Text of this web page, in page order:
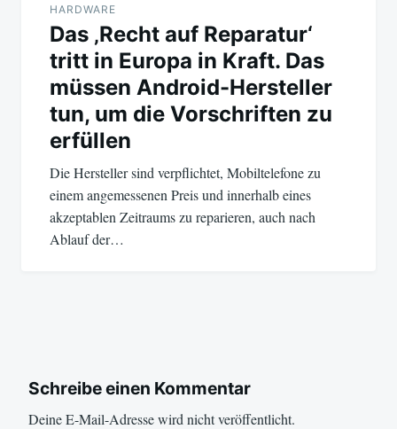
HARDWARE
Das ‚Recht auf Reparatur‘
tritt in Europa in Kraft. Das
müssen Android-Hersteller
tun, um die Vorschriften zu
erfüllen
Die Hersteller sind verpflichtet, Mobiltelefone zu
einem angemessenen Preis und innerhalb eines
akzeptablen Zeitraums zu reparieren, auch nach
Ablauf der…
Schreibe einen Kommentar
Deine E-Mail-Adresse wird nicht veröffentlicht.